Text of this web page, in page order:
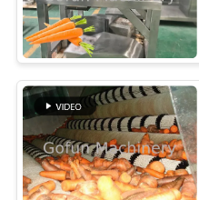
CONTACTE-
NOS
NOTÍCIA
CASOS
Linha de
citrino